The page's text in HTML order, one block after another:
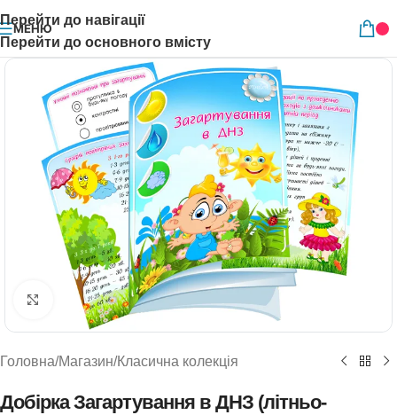
Перейти до навігації
Перейти до основного вмісту
МЕНЮ
Натисніть, щоб збільшити
Головна/Магазин/Класична колекція
Добірка Загартування в ДНЗ (літньо-